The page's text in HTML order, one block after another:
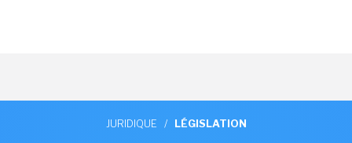
JURIDIQUE / LÉGISLATION